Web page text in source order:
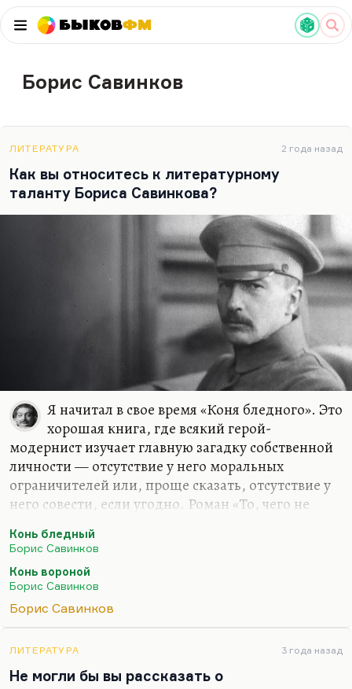
БыковФМ
Борис Савинков
ЛИТЕРАТУРА 2 года назад
Как вы относитесь к литературному
таланту Бориса Савинкова?
Я начитал в свое время «Коня бледного». Это
хорошая книга, где всякий герой-
модернист изучает главную загадку собственной
личности — отсутствие у него моральных
ограничителей или, проще сказать, отсутствие у
него совести, если угодно. Роман «То, чего не
вороной» мне не был особенно интересен. Я
очень люблю стихи Савинкова, как и стихи
Савенко. Вот эти два «подростка», два уроженца
Харькова, так точно параллелящие друг друга,
вошедшие в литературу под псевдонимами
поэта. Вообще, параллель совершенно
гениальная, просто гениальная параллель.
Конь бледный
Борис Савинков
Конь вороной
Борис Савинков
Борис Савинков
ЛИТЕРАТУРА 3 года назад
Не могли бы вы рассказать о